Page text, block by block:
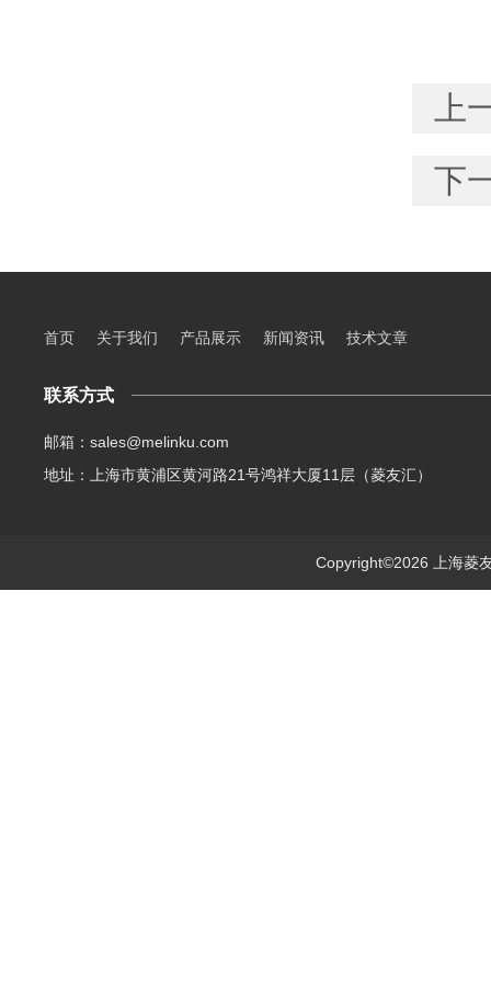
上
下
首页 关于我们 产品展示 新闻资讯 技术文章
联系方式
邮箱：sales@melinku.com
地址：上海市黄浦区黄河路21号鸿祥大厦11层（菱友汇）
Copyright©2026 上海菱